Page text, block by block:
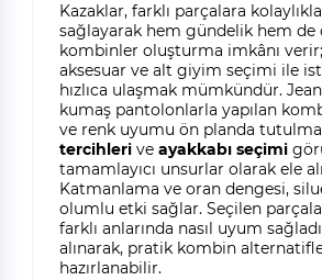
Kazaklar, farklı parçalara
sağlayarak hem gündelik hem de
kombinler oluşturma imkânı
aksesuar ve alt giyim seçimi ile
hızlıca ulaşmak mümkündür.
kumaş pantolonlarla yapılan
ve renk uyumu ön planda
tercihlerive ayakkabı seçimi
tamamlayıcı unsurlar olarak ele
Katmanlama ve oran dengesi,
olumlu etki sağlar. Seçilen
farklı anlarında nasıl uyum
alınarak, pratik kombin
hazırlanabilir.